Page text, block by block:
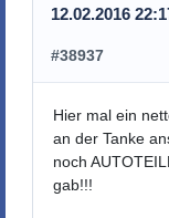
12.02.2016
#38937
Hier mal ein
an der Tanke
noch
gab!!!